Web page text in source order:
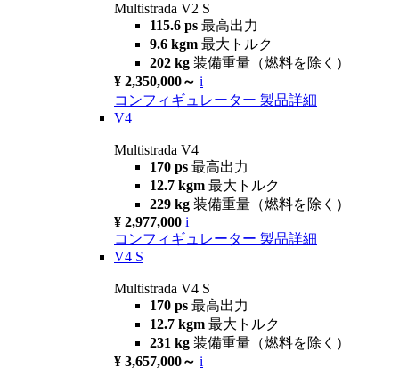
Multistrada V2 S
115.6 ps 最高出力
9.6 kgm 最大トルク
202 kg 装備重量（燃料を除く）
¥ 2,350,000～ i
コンフィギュレーター 製品詳細
V4
Multistrada V4
170 ps 最高出力
12.7 kgm 最大トルク
229 kg 装備重量（燃料を除く）
¥ 2,977,000 i
コンフィギュレーター 製品詳細
V4 S
Multistrada V4 S
170 ps 最高出力
12.7 kgm 最大トルク
231 kg 装備重量（燃料を除く）
¥ 3,657,000～ i